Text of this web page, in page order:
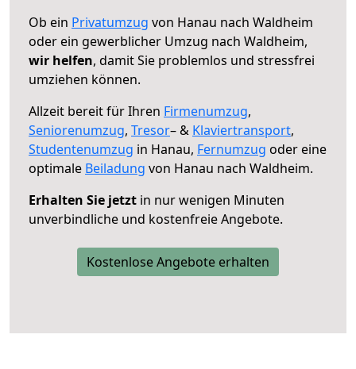
Ob ein Privatumzug von Hanau nach Waldheim
oder ein gewerblicher Umzug nach Waldheim,
wir helfen, damit Sie problemlos und stressfrei
umziehen können.
Allzeit bereit für Ihren Firmenumzug,
Seniorenumzug, Tresor– & Klaviertransport,
Studentenumzug in Hanau, Fernumzug oder eine
optimale Beiladung von Hanau nach Waldheim.
Erhalten Sie jetzt in nur wenigen Minuten
unverbindliche und kostenfreie Angebote.
Kostenlose Angebote erhalten